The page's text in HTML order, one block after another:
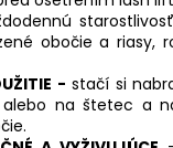
obočie a riasy,
- stačí si
na štetec a